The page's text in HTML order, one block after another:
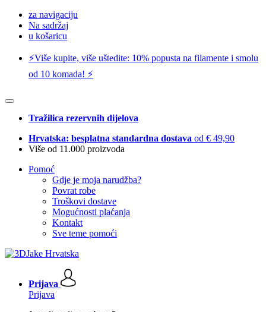
za navigaciju
Na sadržaj
u košaricu
⚡️Više kupite, više uštedite: 10% popusta na filamente i smolu
od 10 komada! ⚡️
Tražilica rezervnih dijelova
Hrvatska: besplatna standardna dostava od € 49,90
Više od 11.000 proizvoda
Pomoć
Gdje je moja narudžba?
Povrat robe
Troškovi dostave
Mogućnosti plaćanja
Kontakt
Sve teme pomoći
Prijava
Prijava